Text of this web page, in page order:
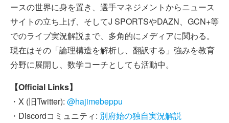
ースの世界に身を置き、選手マネジメントからニュース
サイトの立ち上げ、そしてJ SPORTSやDAZN、GCN+等
でのライブ実況解説まで、多角的にメディアに関わる。
現在はその「論理構造を解析し、翻訳する」強みを教育
分野に展開し、数学コーチとしても活動中。
【Official Links】
・X (旧Twitter): @hajimebeppu
・Discordコミュニティ: 別府始の独自実況解説